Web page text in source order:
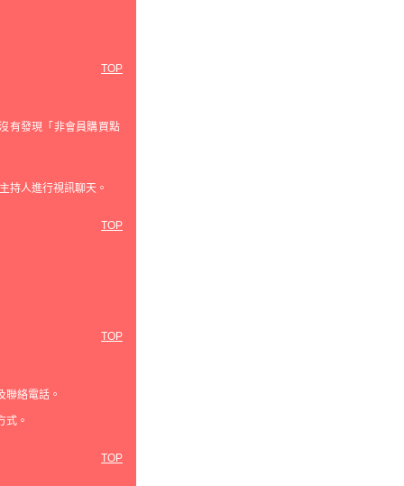
TOP
有發現「非會員購買點
持人進行視訊聊天。
TOP
TOP
聯絡電話。
式。
TOP